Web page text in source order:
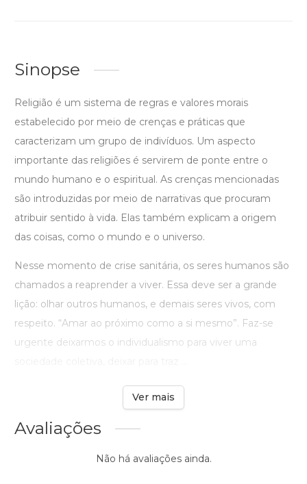
Sinopse
Religião é um sistema de regras e valores morais
estabelecido por meio de crenças e práticas que
caracterizam um grupo de indivíduos. Um aspecto
importante das religiões é servirem de ponte entre o
mundo humano e o espiritual. As crenças mencionadas
são introduzidas por meio de narrativas que procuram
atribuir sentido à vida. Elas também explicam a origem
das coisas, como o mundo e o universo.
Nesse momento de crise sanitária, os seres humanos são
chamados a reaprender a viver. Essa deve ser a grande
lição: olhar outros humanos, e demais seres vivos, com
respeito. “Amar ao próximo como a si mesmo”. Faz-se
urgente deixarmos o individualismo para viver uma
Ver mais
Avaliações
Não há avaliações ainda.